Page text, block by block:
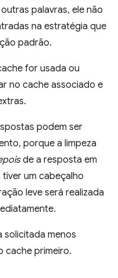
outras palavras, ele não
na estratégia que
padrão.
for usada ou
no cache associado e
podem ser
porque a limpeza
de a resposta em
um cabeçalho
leve será realizada
solicitada menos
cache primeiro.